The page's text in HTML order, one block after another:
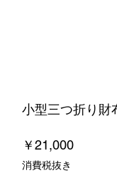
小型三つ折り財
￥21,000価
消費税抜き